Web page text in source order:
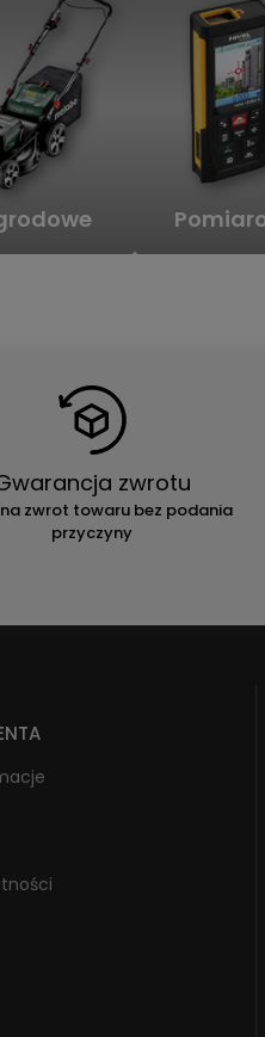
zwrotu
na zwrot towaru bez podania
przyczyny